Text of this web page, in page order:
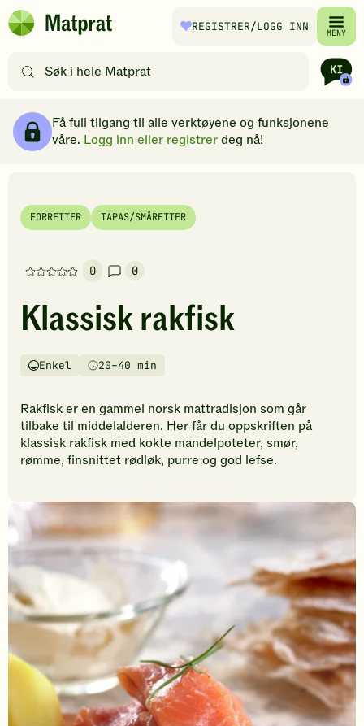
Hopp til hovedinnhold
Matprat
REGISTRER/LOGG INN MENY
etter
filtre
Få full tilgang til alle verktøyene og funksjonene
våre. Logg inn eller registrerdeg nå!
FORRETTER TAPAS/SMÅRETTER
0
Denne
har
foreløpig
vurderinger.
den
første
til
å
oppskriften.
0
Klassisk rakfisk
Vanskelighetsgrad
Enkel
Tilberedningstid20–40 min
Rakfisk er en gammel norsk mattradisjon som går
tilbake til middelalderen. Her får du oppskriften på
klassisk rakfisk med kokte mandelpoteter, smør,
rømme, finsnittet rødløk, purre og god lefse.